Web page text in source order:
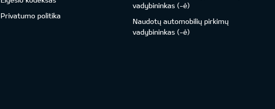
Privatumo politika
vadybininkas (-ė)
Naudotų automobilių pirkimų
vadybininkas (-ė)